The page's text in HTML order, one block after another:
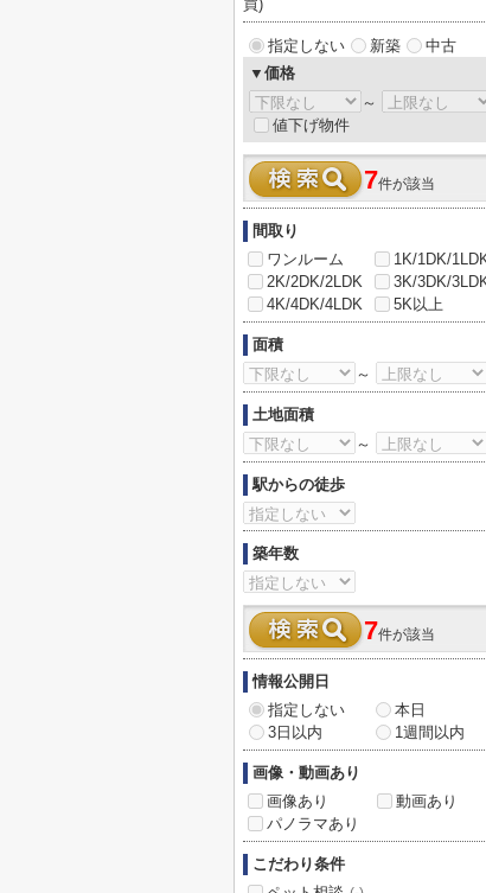
買)
指定しない 新築
中古
▼価格
～
値下げ物件
7件が該当
間取り
ワンルーム
1K/1DK/
2K/2DK/2LDK
3K/3DK/
4K/4DK/4LDK
5K以上
面積
～
土地面積
～
駅からの徒歩
築年数
7件が該当
情報公開日
指定しない
本日
3日以内
1週間以内
画像・動画あり
画像あり
動画あり
パノラマあり
こだわり条件